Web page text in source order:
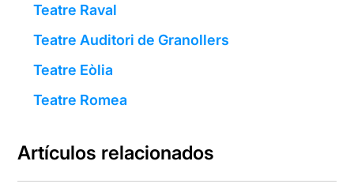
Teatre Raval
Teatre Auditori de Granollers
Teatre Eòlia
Teatre Romea
Artículos relacionados